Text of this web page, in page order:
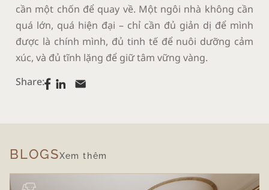
cần một chốn để quay về. Một ngôi nhà không cần
quá lớn, quá hiện đại – chỉ cần đủ giản dị để mình
được là chính mình, đủ tinh tế để nuôi dưỡng cảm
xúc, và đủ tĩnh lặng để giữ tâm vững vàng.
Share:
BLOGSXem thêm